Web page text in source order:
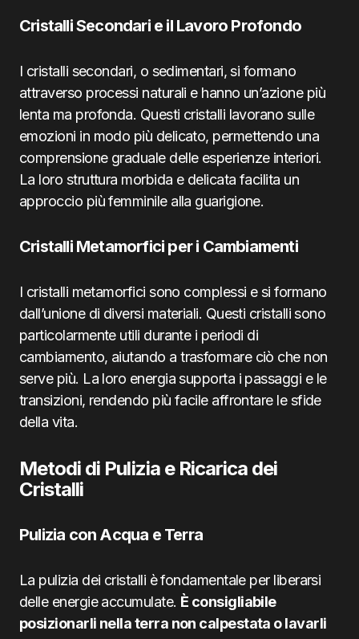
Cristalli Secondari e il Lavoro Profondo
I cristalli secondari, o sedimentari, si formano
attraverso processi naturali e hanno un’azione più
lenta ma profonda. Questi cristalli lavorano sulle
emozioni in modo più delicato, permettendo una
comprensione graduale delle esperienze interiori.
La loro struttura morbida e delicata facilita un
approccio più femminile alla guarigione.
Cristalli Metamorfici per i Cambiamenti
I cristalli metamorfici sono complessi e si formano
dall’unione di diversi materiali. Questi cristalli sono
particolarmente utili durante i periodi di
cambiamento, aiutando a trasformare ciò che non
serve più. La loro energia supporta i passaggi e le
transizioni, rendendo più facile affrontare le sfide
della vita.
Metodi di Pulizia e Ricarica dei
Cristalli
Pulizia con Acqua e Terra
La pulizia dei cristalli è fondamentale per liberarsi
delle energie accumulate. È consigliabile
posizionarli nella terra non calpestata o lavarli